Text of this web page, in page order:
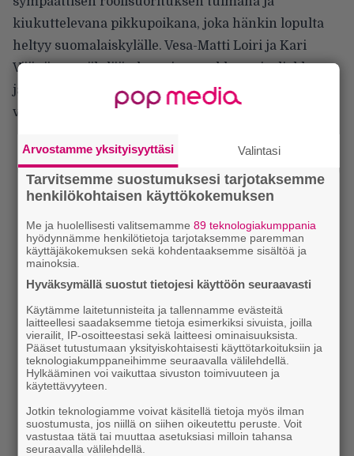
kiukuttelevana pikkupoikana, joka hänkin lopulta
heltyy suomalaiskylälle. Vesa-Matti Loiri ja Kari
Väänänen nähdään leppoisana ukkoparivaljakkona
ja tuntuu, että he joutuvat pidättelemästä itseään
viemästä showta ja tyytymään sivurooleihinsa.
Arvostamme yksityisyyttäsi Valintasi
Tarvitsemme suostumuksesi tarjotaksemme
henkilökohtaisen käyttökokemuksen
Me ja huolellisesti valitsemamme 89 teknologiakumppania
hyödynnämme henkilötietoja tarjotaksemme paremman
käyttäjäkokemuksen sekä kohdentaaksemme sisältöä ja
mainoksia.
Hyväksymällä suostut tietojesi käyttöön seuraavasti
Käytämme laitetunnisteita ja tallennamme evästeitä
laitteellesi saadaksemme tietoja esimerkiksi sivuista, joilla
vierailit, IP-osoitteestasi sekä laitteesi ominaisuuksista.
Pääset tutustumaan yksityiskohtaisesti käyttötarkoituksiin ja
teknologiakumppaneihimme seuraavalla välilehdellä.
Hylkääminen voi vaikuttaa sivuston toimivuuteen ja
käytettävyyteen.
Jotkin teknologiamme voivat käsitellä tietoja myös ilman
suostumusta, jos niillä on siihen oikeutettu peruste. Voit
vastustaa tätä tai muuttaa asetuksiasi milloin tahansa
seuraavalla välilehdellä.